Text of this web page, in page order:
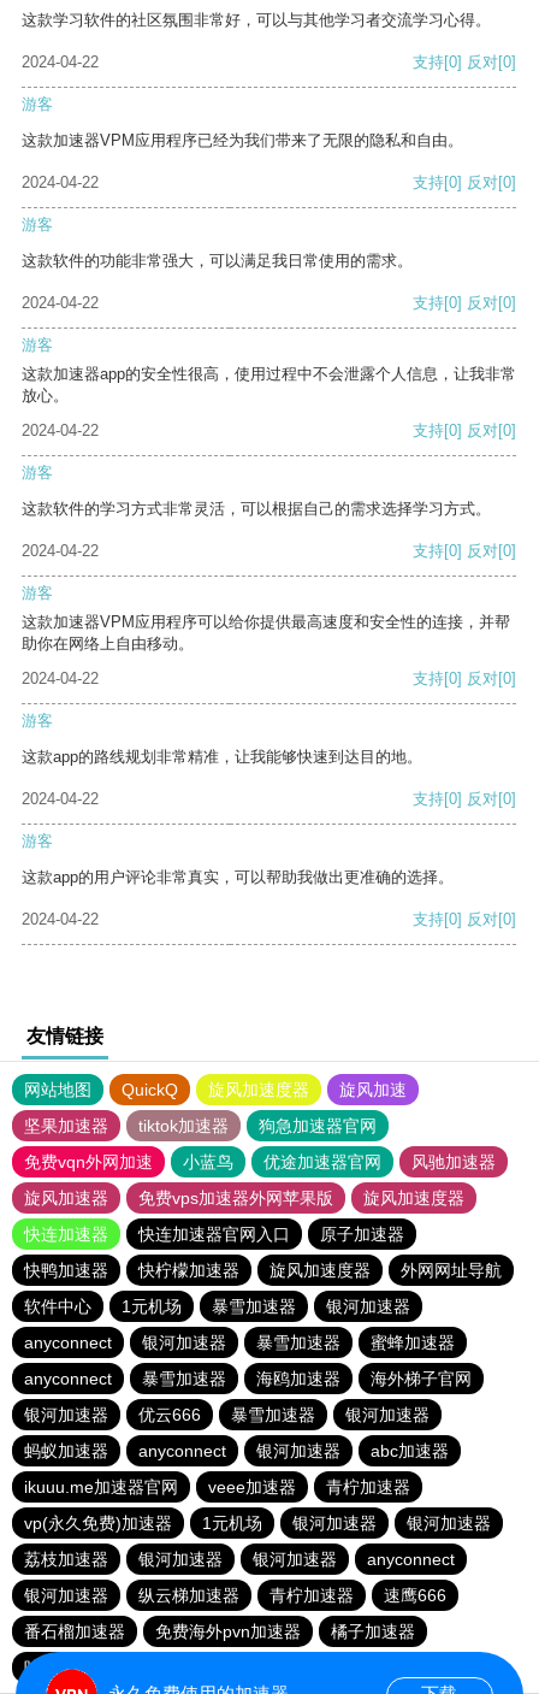
这款学习软件的社区氛围非常好，可以与其他学习者交流学习心得。
2024-04-22 支持[0] 反对[0]
游客
这款加速器VPM应用程序已经为我们带来了无限的隐私和自由。
2024-04-22 支持[0] 反对[0]
游客
这款软件的功能非常强大，可以满足我日常使用的需求。
2024-04-22 支持[0] 反对[0]
游客
这款加速器app的安全性很高，使用过程中不会泄露个人信息，让我非常
放心。
2024-04-22
支持[0] 反对[0]
游客
这款软件的学习方式非常灵活，可以根据自己的需求选择学习方式。
2024-04-22 支持[0] 反对[0]
游客
这款加速器VPM应用程序可以给你提供最高速度和安全性的连接，并帮
助你在网络上自由移动。
2024-04-22
支持[0] 反对[0]
游客
这款app的路线规划非常精准，让我能够快速到达目的地。
2024-04-22 支持[0] 反对[0]
游客
这款app的用户评论非常真实，可以帮助我做出更准确的选择。
2024-04-22 支持[0] 反对[0]
友情链接
网站地图 QuickQ 旋风加速度器
旋风加速
坚果加速器
tiktok加速器
狗急加速器官网
免费vqn外网加速
小蓝鸟 优途加速器官网
风驰加速器
旋风加速器
免费vps加速器外网苹果版
旋风加速度器
快连加速器
快连加速器官网入口
原子加速器
快鸭加速器
快柠檬加速器 旋风加速度器
外网网址导航
软件中心
1元机场 暴雪加速器
银河加速器
anyconnect
银河加速器 暴雪加速器
蜜蜂加速器
anyconnect
暴雪加速器 海鸥加速器
海外梯子官网
银河加速器
优云666 暴雪加速器
银河加速器
蚂蚁加速器
anyconnect 银河加速器
abc加速器
ikuuu.me加速器官网
veee加速器
青柠加速器
vp(永久免费)加速器
1元机场 银河加速器
银河加速器
荔枝加速器
银河加速器 银河加速器
anyconnect
银河加速器
纵云梯加速器 青柠加速器
速鹰666
番石榴加速器
免费海外pvn加速器
橘子加速器
哇哇加速器